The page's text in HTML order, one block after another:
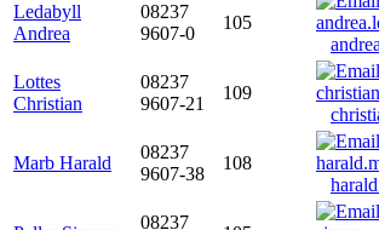
Ledabyll
Andrea
08237
9607-0
105
Lottes
Christian
08237
9607-21
109
Marb Harald
08237
9607-38
108
08237